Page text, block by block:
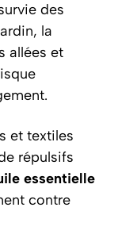
des
la
allées et
et textiles
répulsifs
essentielle
contre